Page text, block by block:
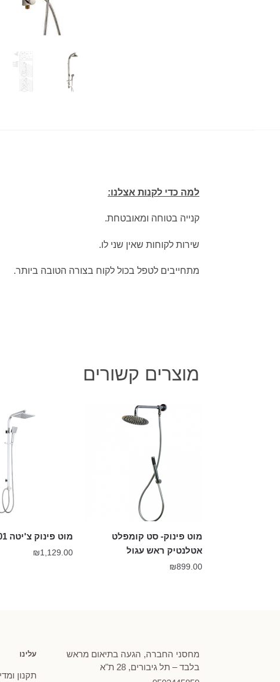
למה כדי לקנות אצלנו:
קנייה בטוחה ומאובטחת.
שירות לקוחות שאין שני לו.
מתחייבים לטפל בכול לקוח בצורה הטובה ביותר.
מוצרים קשורים
מוט פינוק- סט קומפלט
אטלנטיק ראש עגול
₪899.00
מוט פינוק צ'יטה 4001
₪1,129.00
מחסני החברה, הגעה בתיאום מראש
בלבד – תל גיבורים, 28 ת"א
עלינו
תקנון